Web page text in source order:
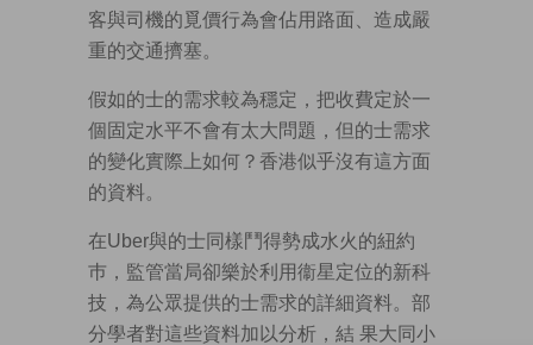
客與司機的覓價行為會佔用路面、造成嚴
重的交通擠塞。
假如的士的需求較為穩定，把收費定於一
個固定水平不會有太大問題，但的士需求
的變化實際上如何？香港似乎沒有這方面
的資料。
在Uber與的士同樣鬥得勢成水火的紐約
巿，監管當局卻樂於利用衞星定位的新科
技，為公眾提供的士需求的詳細資料。部
分學者對這些資料加以分析，結 果大同小